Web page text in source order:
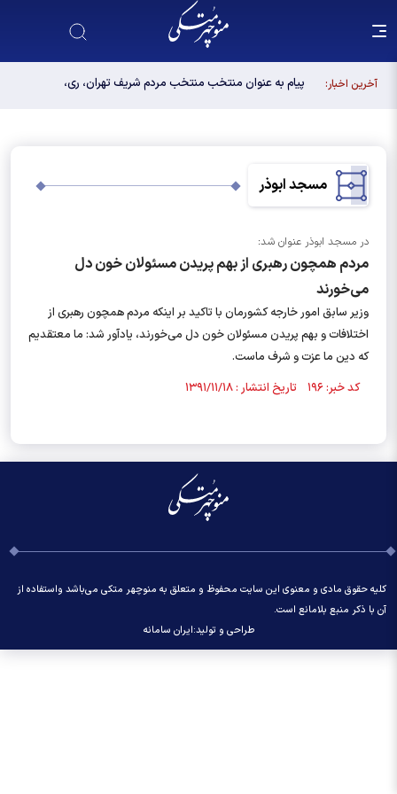
آخرین اخبار:
پیام به عنوان منتخب منتخب مردم شریف تهران، ری،
مسجد ابوذر
در مسجد ابوذر عنوان شد:
مردم همچون رهبری از بهم پریدن مسئولان خون دل
می‌خورند
وزیر سابق امور خارجه کشورمان با تاکید بر اینکه مردم همچون رهبری از
اختلافات و بهم پریدن مسئولان خون دل می‌خورند، یادآور شد: ما معتقدیم
که دین ما عزت و شرف ماست.
کد خبر: ۱۹۶ تاریخ انتشار : ۱۳۹۱/۱۱/۱۸
کلیه حقوق مادی و معنوی این سایت محفوظ و متعلق به منوچهر متکی می‌باشد واستفاده از
آن با ذکر منبع بلامانع است.
طراحی و تولید:ایران سامانه